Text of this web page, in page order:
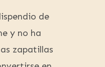
de
y no ha
zapatillas